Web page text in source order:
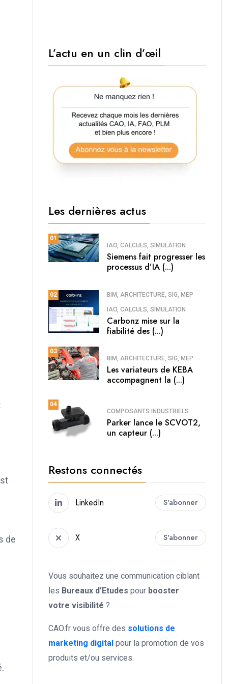
de
L’actu en un clin d’œil
Les dernières actus
01
IAO, CALCULS, SIMULATION
Siemens fait progresser les
processus d’IA (...)
02 BIM, ARCHITECTURE, SIG, MEP
IAO, CALCULS, SIMULATION
Carbonz mise sur la
fiabilité des (...)
03
BIM, ARCHITECTURE, SIG, MEP
Les variateurs de KEBA
accompagnent la (...)
04
COMPOSANTS INDUSTRIELS
Parker lance le SCVOT2,
un capteur (...)
Restons connectés
LinkedIn S'abonner
X S'abonner
Vous souhaitez une communication ciblant
les Bureaux d’Etudes pour booster
votre visibilité ?
CAO.fr vous offre des solutions de
marketing digital pour la promotion de vos
produits et/ou services.